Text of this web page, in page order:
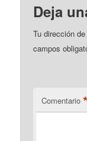
Deja
Tu dirección
campos
Comentario *